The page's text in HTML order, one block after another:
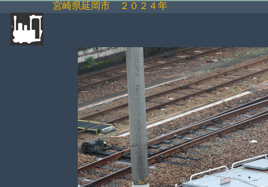
宮崎県延岡市 ２０２４年